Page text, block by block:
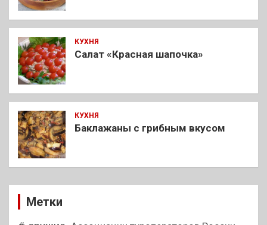
КУХНЯ
Салат «Красная шапочка»
КУХНЯ
Баклажаны с грибным вкусом
Метки